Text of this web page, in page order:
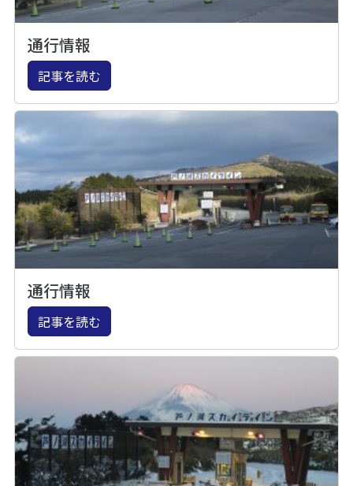
通行情報
記事を読む
通行情報
記事を読む